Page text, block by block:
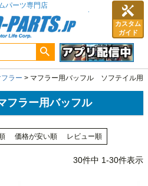
カスタム
ガイド
フラー マフラー用バッフル ソフテイル用
フラー用バッフル
価格が安い順 レビュー順
30件中 1-30件表示